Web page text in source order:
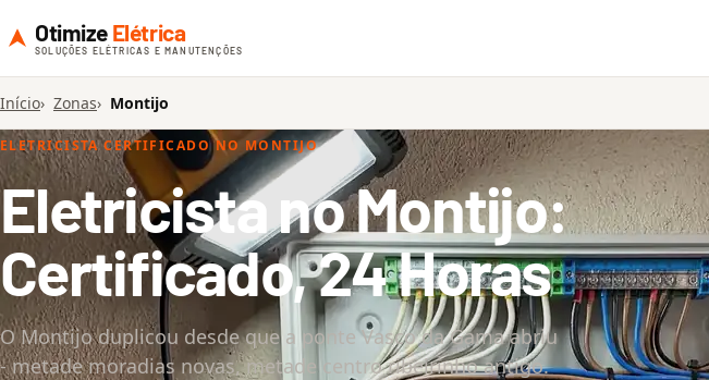
Otimize Elétrica
SOLUÇÕES ELÉTRICAS E MANUTENÇÕES
Início Zonas Montijo
ELETRICISTA CERTIFICADO NO MONTIJO
Eletricista no Montijo:
Certificado, 24 Horas
O Montijo duplicou desde que a ponte Vasco da Gama abriu
- metade moradias novas, metade centro ribeirinho antigo.